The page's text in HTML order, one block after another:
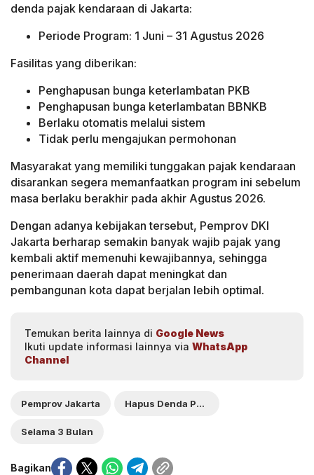
denda pajak kendaraan di Jakarta:
Periode Program: 1 Juni – 31 Agustus 2026
Fasilitas yang diberikan:
Penghapusan bunga keterlambatan PKB
Penghapusan bunga keterlambatan BBNKB
Berlaku otomatis melalui sistem
Tidak perlu mengajukan permohonan
Masyarakat yang memiliki tunggakan pajak kendaraan
disarankan segera memanfaatkan program ini sebelum
masa berlaku berakhir pada akhir Agustus 2026.
Dengan adanya kebijakan tersebut, Pemprov DKI
Jakarta berharap semakin banyak wajib pajak yang
kembali aktif memenuhi kewajibannya, sehingga
penerimaan daerah dapat meningkat dan
pembangunan kota dapat berjalan lebih optimal.
Temukan berita lainnya di Google News
Ikuti update informasi lainnya via WhatsApp
Channel
Pemprov Jakarta Hapus Denda Pajak Kendaraan
Selama 3 Bulan
Bagikan